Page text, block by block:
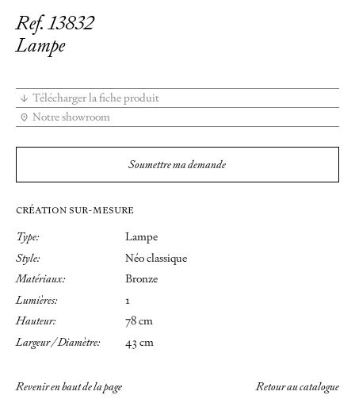
Ref. 13832
Lampe
Télécharger la fiche produit
Notre showroom
Soumettre ma demande
CRÉATION SUR-MESURE
Type:
Lampe
Style:
Néo classique
Matériaux:
Bronze
Lumières:
1
Hauteur:
78 cm
Largeur / Diamètre:
43 cm
Revenir en haut de la page Retour au catalogue